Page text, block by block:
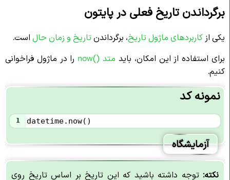
برگرداندن تاریخ فعلی در پایتون
یکی از کاربردهای ماژول تاریخ، برگرداندن تاریخ و زمان حال است.
برای استفاده از این امکان، باید متد ()now
را در ماژول فراخوانی
کنیم.
نمونه کد
1 datetime. now()
آزمایشگاه
نکته: توجه داشته باشید که این تاریخ بر اساس تاریخ روی